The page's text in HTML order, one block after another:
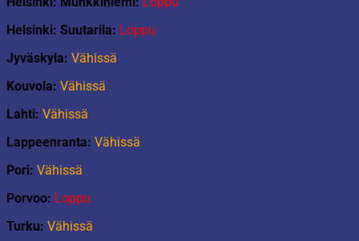
Helsinki: Suutarila: Loppu
Jyväskyla: Vähissä
Kouvola: Vähissä
Lahti: Vähissä
Lappeenranta: Vähissä
Pori: Vähissä
Porvoo: Loppu
Turku: Vähissä